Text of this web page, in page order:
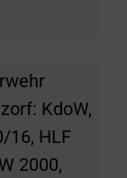
KdoW,
16, HLF
2000,